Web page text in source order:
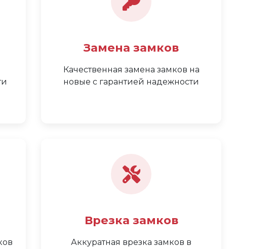
Замена замков
Качественная замена замков на
новые с гарантией надежности
Врезка замков
Аккуратная врезка замков в